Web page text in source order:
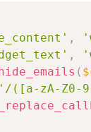
,
,
(
'/([a-zA-Z0-